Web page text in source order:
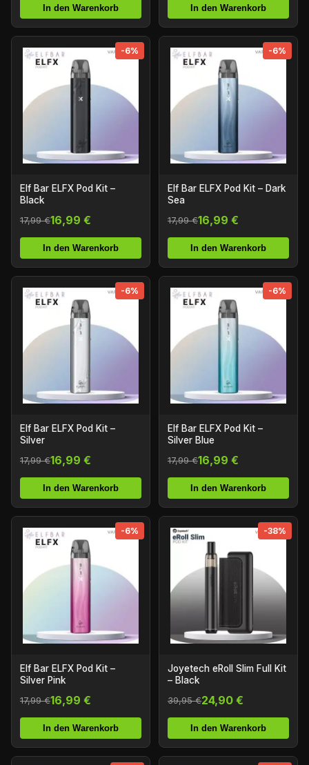
In den Warenkorb In den Warenkorb
-6%
Elf Bar ELFX Pod Kit –
Black
17,99 €16,99 €
In den Warenkorb
-6%
Elf Bar ELFX Pod Kit – Dark
Sea
17,99 €16,99 €
In den Warenkorb
-6%
Elf Bar ELFX Pod Kit –
Silver
17,99 €16,99 €
In den Warenkorb
-6%
Elf Bar ELFX Pod Kit –
Silver Blue
17,99 €16,99 €
In den Warenkorb
-6%
Elf Bar ELFX Pod Kit –
Silver Pink
17,99 €16,99 €
In den Warenkorb
-38%
Joyetech eRoll Slim Full Kit
– Black
39,95 €24,90 €
In den Warenkorb